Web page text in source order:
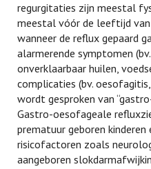
regurgitaties zijn meestal
meestal vóór de leeftijd
wanneer de reflux gepaard
alarmerende symptomen
onverklaarbaar huilen,
complicaties (bv.
wordt gesproken van
Gastro-oesofageale
prematuur geboren kinderen
risicofactoren zoals
aangeboren